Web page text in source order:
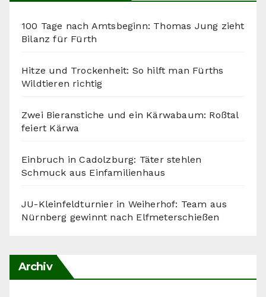
100 Tage nach Amtsbeginn: Thomas Jung zieht
Bilanz für Fürth
Hitze und Trockenheit: So hilft man Fürths
Wildtieren richtig
Zwei Bieranstiche und ein Kärwabaum: Roßtal
feiert Kärwa
Einbruch in Cadolzburg: Täter stehlen
Schmuck aus Einfamilienhaus
JU-Kleinfeldturnier in Weiherhof: Team aus
Nürnberg gewinnt nach Elfmeterschießen
Archiv